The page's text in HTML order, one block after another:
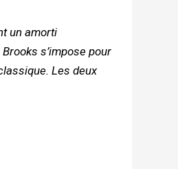
un amorti
s’impose pour
Les deux